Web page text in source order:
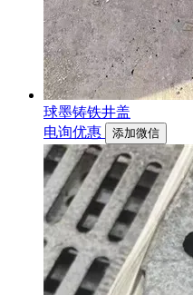
球墨铸铁井盖
电询优惠
添加微信